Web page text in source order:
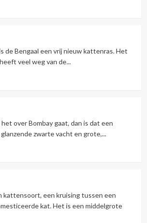
de Bengaal een vrij nieuw kattenras. Het
veel weg van de...
over Bombay gaat, dan is dat een
zwarte vacht en grote,...
kattensoort, een kruising tussen een
kat. Het is een middelgrote